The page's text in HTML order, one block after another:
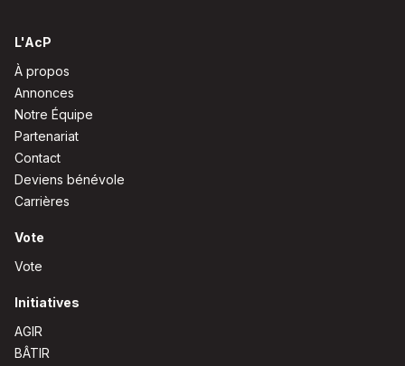
L'AcP
À propos
Annonces
Notre Équipe
Partenariat
Contact
Deviens bénévole
Carrières
Vote
Vote
Initiatives
AGIR
BÂTIR